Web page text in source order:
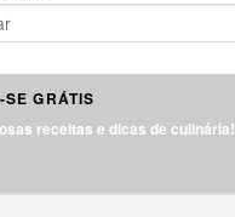
GRÁTIS
receitas e dicas de culinária!